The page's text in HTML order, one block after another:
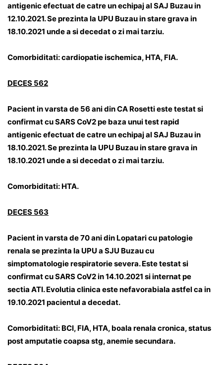
antigenic efectuat de catre un echipaj al SAJ Buzau in
12.10.2021. Se prezinta la UPU Buzau in stare grava in
18.10.2021 unde a si decedat o zi mai tarziu.
Comorbiditati: cardiopatie ischemica, HTA, FIA.
DECES 562
Pacient in varsta de 56 ani din CA Rosetti este testat si
confirmat cu SARS CoV2 pe baza unui test rapid
antigenic efectuat de catre un echipaj al SAJ Buzau in
18.10.2021. Se prezinta la UPU Buzau in stare grava in
18.10.2021 unde a si decedat o zi mai tarziu.
Comorbiditati: HTA.
DECES 563
Pacient in varsta de 70 ani din Lopatari cu patologie
renala se prezinta la UPU a SJU Buzau cu
simptomatologie respiratorie severa. Este testat si
confirmat cu SARS CoV2 in 14.10.2021 si internat pe
sectia ATI. Evolutia clinica este nefavorabiala astfel ca in
19.10.2021 pacientul a decedat.
Comorbiditati: BCI, FIA, HTA, boala renala cronica, status
post amputatie coapsa stg, anemie secundara.